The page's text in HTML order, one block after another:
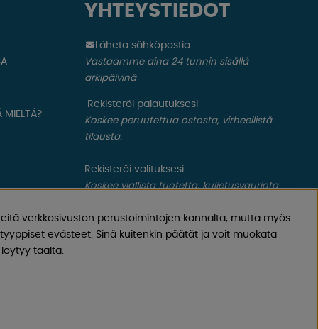
MIELTÄ?
YHTEYSTIEDOT
Läheta sähköpostia
Vastaamme aina 24 tunnin sisällä
arkipäivinä
Rekisteröi palautuksesi
Koskee peruutettua ostosta, virheellistä
tilausta.
Rekisteröi valituksesi
Koskee viallista tuotetta, kuljetusvauriota
verkkosivuston perustoimintojen kannalta, mutta myös
evästeet. Sinä kuitenkin päätät ja voit muokata
täältä.